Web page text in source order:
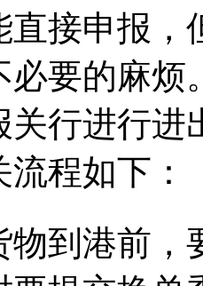
直接申报，
必要的麻烦
关行进行进
程如下：
物到港前，